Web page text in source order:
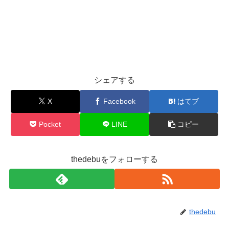
シェアする
X Facebook はてブ
Pocket LINE コピー
thedebuをフォローする
thedebu